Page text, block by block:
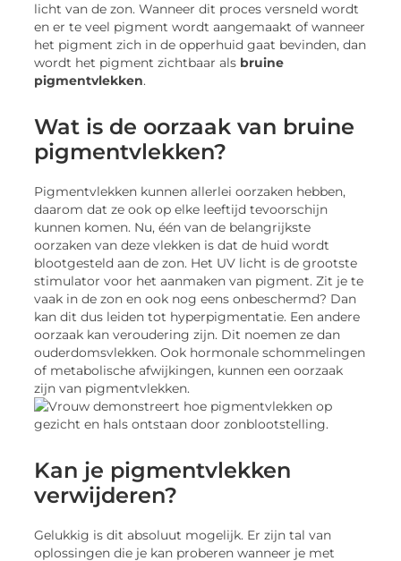
licht van de zon. Wanneer dit proces versneld wordt
en er te veel pigment wordt aangemaakt of wanneer
het pigment zich in de opperhuid gaat bevinden, dan
wordt het pigment zichtbaar als bruine
pigmentvlekken.
Wat is de oorzaak van bruine
pigmentvlekken?
Pigmentvlekken kunnen allerlei oorzaken hebben,
daarom dat ze ook op elke leeftijd tevoorschijn
kunnen komen. Nu, één van de belangrijkste
oorzaken van deze vlekken is dat de huid wordt
blootgesteld aan de zon. Het UV licht is de grootste
stimulator voor het aanmaken van pigment. Zit je te
vaak in de zon en ook nog eens onbeschermd? Dan
kan dit dus leiden tot hyperpigmentatie. Een andere
oorzaak kan veroudering zijn. Dit noemen ze dan
ouderdomsvlekken. Ook hormonale schommelingen
of metabolische afwijkingen, kunnen een oorzaak
zijn van pigmentvlekken.
Kan je pigmentvlekken
verwijderen?
Gelukkig is dit absoluut mogelijk. Er zijn tal van
oplossingen die je kan proberen wanneer je met